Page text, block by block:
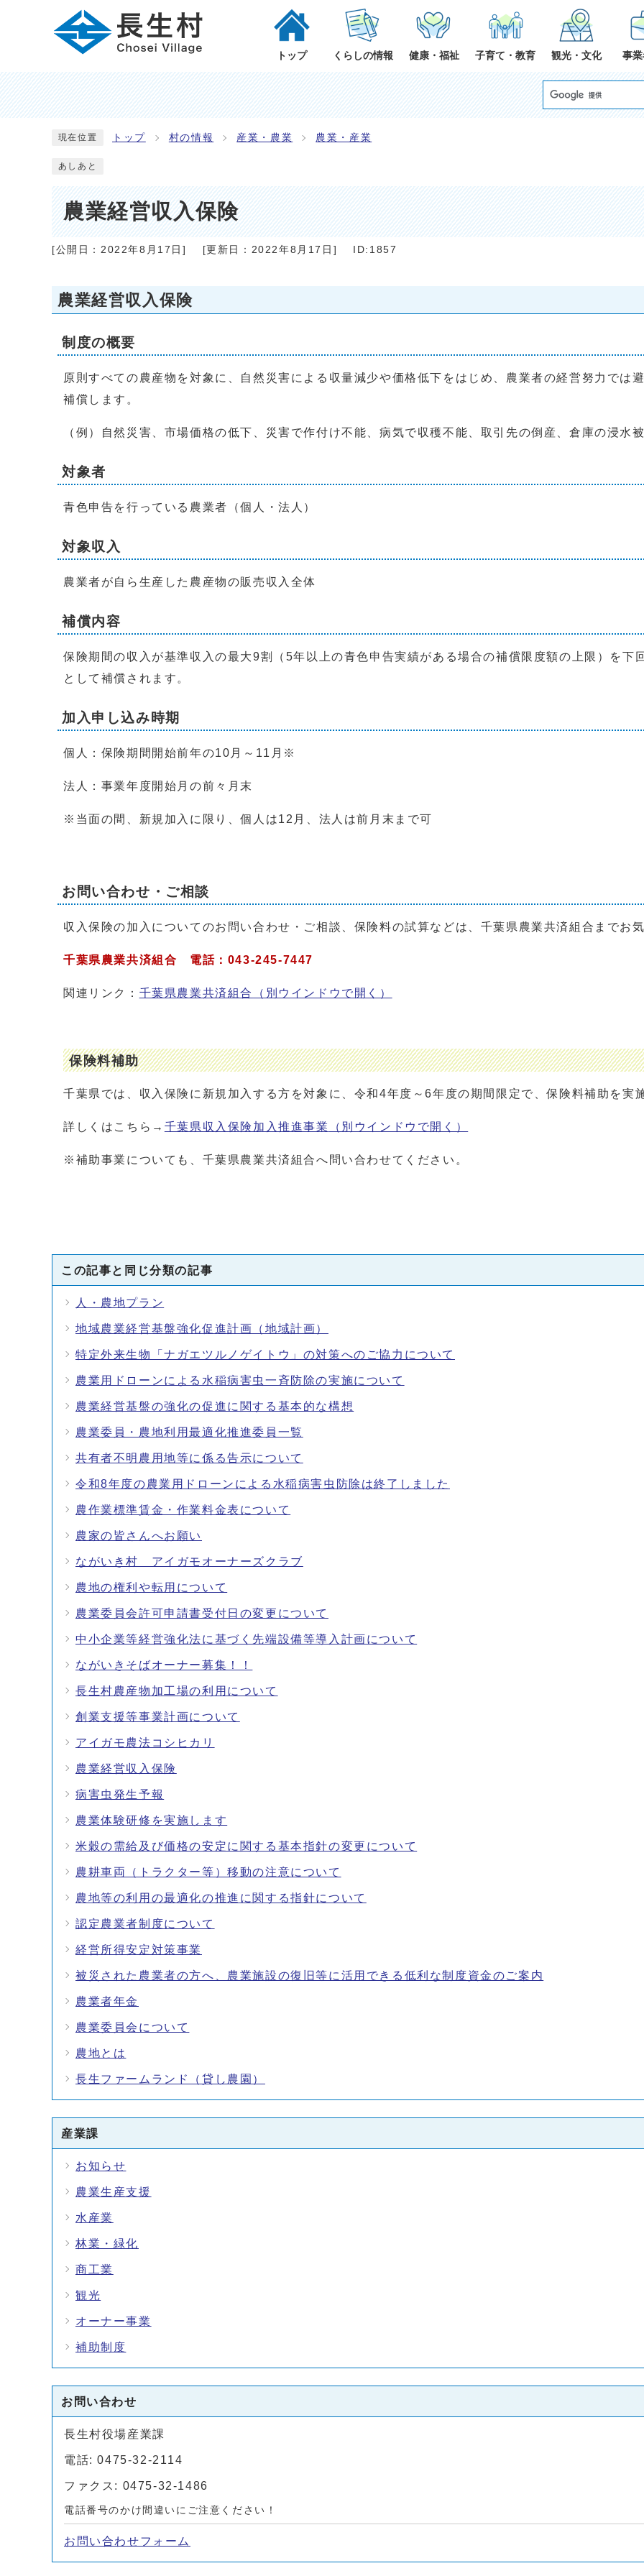
トップ くらしの情報 健康・福祉 子育て・教育 観光・文化 事
現在位置 トップ 村の情報 産業・農業 農業・産業
あしあと
農業経営収入保険
[公開日： 2022年8月17日 ] [更新日： 2022年8月17日 ] ID:1857
農業経営収入保険
制度の概要
原則すべての農産物を対象に、自然災害による収量減少や価格低下をはじめ、農業者の経営努力では
補償します。
（例）自然災害、市場価格の低下、災害で作付け不能、病気で収穫不能、取引先の倒産、倉庫の浸水
対象者
青色申告を行っている農業者（個人・法人）
対象収入
農業者が自ら生産した農産物の販売収入全体
補償内容
保険期間の収入が基準収入の最大9割（5年以上の青色申告実績がある場合の補償限度額の上限）を下
として補償されます。
加入申し込み時期
個人：保険期間開始前年の10月～11月※
法人：事業年度開始月の前々月末
※当面の間、新規加入に限り、個人は12月、法人は前月末まで可
お問い合わせ・ご相談
収入保険の加入についてのお問い合わせ・ご相談、保険料の試算などは、千葉県農業共済組合までお
千葉県農業共済組合 電話：043-245-7447
関連リンク： 千葉県農業共済組合 （別ウインドウで開く）
保険料補助
千葉県では、収入保険に新規加入する方を対象に、令和4年度～6年度の期間限定で、保険料補助を実
詳しくはこちら→ 千葉県収入保険加入推進事業 （別ウインドウで開く）
※補助事業についても、千葉県農業共済組合へ問い合わせてください。
この記事と同じ分類の記事
人・農地プラン
地域農業経営基盤強化促進計画（地域計画）
特定外来生物「ナガエツルノゲイトウ」の対策へのご協力について
農業用ドローンによる水稲病害虫一斉防除の実施について
農業経営基盤の強化の促進に関する基本的な構想
農業委員・農地利用最適化推進委員一覧
共有者不明農用地等に係る告示について
令和8年度の農業用ドローンによる水稲病害虫防除は終了しました
農作業標準賃金・作業料金表について
農家の皆さんへお願い
ながいき村 アイガモオーナーズクラブ
農地の権利や転用について
農業委員会許可申請書受付日の変更について
中小企業等経営強化法に基づく先端設備等導入計画について
ながいきそばオーナー募集！！
長生村農産物加工場の利用について
創業支援等事業計画について
アイガモ農法コシヒカリ
農業経営収入保険
病害虫発生予報
農業体験研修を実施します
米穀の需給及び価格の安定に関する基本指針の変更について
農耕車両（トラクター等）移動の注意について
農地等の利用の最適化の推進に関する指針について
認定農業者制度について
経営所得安定対策事業
被災された農業者の方へ、農業施設の復旧等に活用できる低利な制度資金のご案内
農業者年金
農業委員会について
農地とは
長生ファームランド（貸し農園）
産業課
お知らせ
農業生産支援
水産業
林業・緑化
商工業
観光
オーナー事業
補助制度
お問い合わせ
長生村役場産業課
電話: 0475-32-2114
ファクス: 0475-32-1486
電話番号のかけ間違いにご注意ください！
お問い合わせフォーム